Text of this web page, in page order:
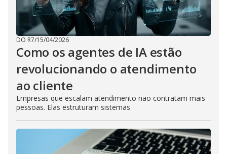
DO R7/15/04/2026
Como os agentes de IA estão
revolucionando o atendimento
ao cliente
Empresas que escalam atendimento não contratam mais
pessoas. Elas estruturam sistemas